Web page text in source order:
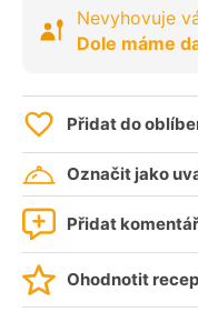
Nevyhovuje
Dole máme
Přidat do
Označit jako
Přidat komentář
Ohodnotit